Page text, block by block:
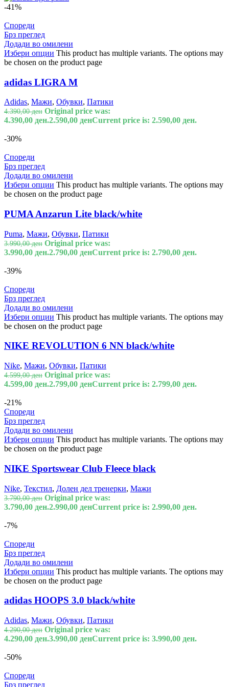
-41%
Спореди
Брз преглед
Додади во омилени
Избери опции This product has multiple variants. The options may
be chosen on the product page
adidas LIGRA M
Adidas, Мажи, Обувки, Патики
4.390,00ден Original price was:
4.390,00 ден.2.590,00 денCurrent price is: 2.590,00 ден.
-30%
Спореди
Брз преглед
Додади во омилени
Избери опции This product has multiple variants. The options may
be chosen on the product page
PUMA Anzarun Lite black/white
Puma, Мажи, Обувки, Патики
3.990,00ден Original price was:
3.990,00 ден.2.790,00 денCurrent price is: 2.790,00 ден.
-39%
Спореди
Брз преглед
Додади во омилени
Избери опции This product has multiple variants. The options may
be chosen on the product page
NIKE REVOLUTION 6 NN black/white
Nike, Мажи, Обувки, Патики
4.599,00ден Original price was:
4.599,00 ден.2.799,00 денCurrent price is: 2.799,00 ден.
-21%
Спореди
Брз преглед
Додади во омилени
Избери опции This product has multiple variants. The options may
be chosen on the product page
NIKE Sportswear Club Fleece black
Nike, Текстил, Долен дел тренерки, Мажи
3.790,00ден Original price was:
3.790,00 ден.2.990,00 денCurrent price is: 2.990,00 ден.
-7%
Спореди
Брз преглед
Додади во омилени
Избери опции This product has multiple variants. The options may
be chosen on the product page
adidas HOOPS 3.0 black/white
Adidas, Мажи, Обувки, Патики
4.290,00ден Original price was:
4.290,00 ден.3.990,00 денCurrent price is: 3.990,00 ден.
-50%
Спореди
Брз преглед